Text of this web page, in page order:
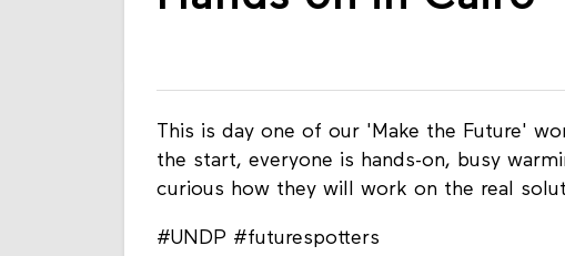
This is day one of our 'Make the Future'
the start, everyone is hands-on, busy
curious how they will work on the real
#UNDP #futurespotters